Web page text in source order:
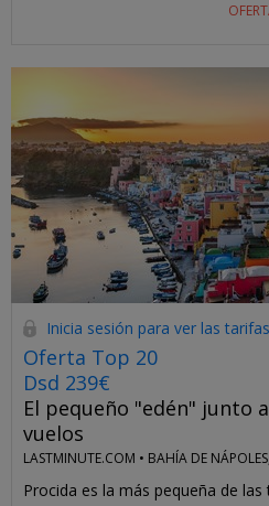
Inicia sesión para ver las
Oferta Top 20
Dsd 239€
El pequeño "edén" junto
vuelos
LASTMINUTE.COM • BAHÍA DE
Procida es la más pequeña de